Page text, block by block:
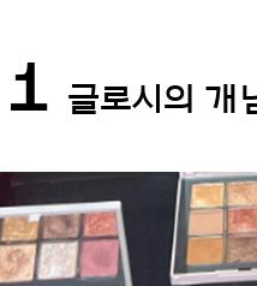
1 글로시의 개